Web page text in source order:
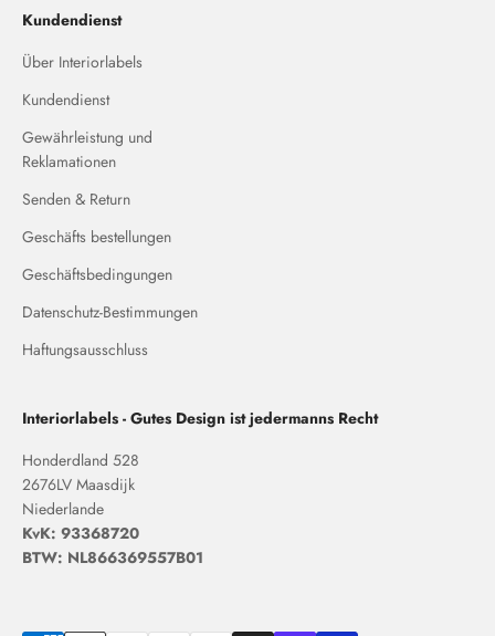
Kundendienst
Über Interiorlabels
Kundendienst
Gewährleistung und
Reklamationen
Senden & Return
Geschäfts bestellungen
Geschäftsbedingungen
Datenschutz-Bestimmungen
Haftungsausschluss
Interiorlabels - Gutes Design ist jedermanns Recht
Honderdland 528
2676LV Maasdijk
Niederlande
KvK: 93368720
BTW: NL866369557B01